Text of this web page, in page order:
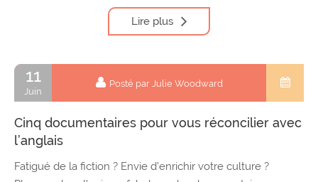
Lire plus
11
Juin
Posté par Julie Woodward
Cinq documentaires pour vous réconcilier avec
l’anglais
Fatigué de la fiction ? Envie d’enrichir votre culture ?